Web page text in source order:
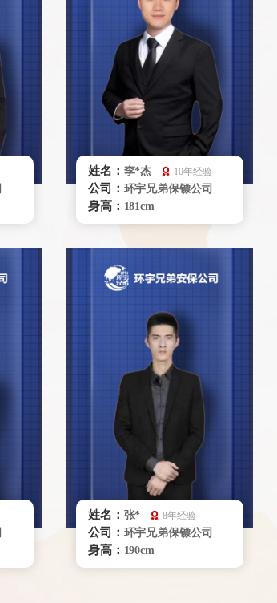
姓名： 李*杰 10年经验
公司： 环宇兄弟保镖公司
身高： 181cm
体重：80kg
来源：中国毅能达学院
擅长：
辆驾驶商 务礼仪，贴身护卫
立即咨询
姓名： 张* 8年经验
公司： 环宇兄弟保镖公司
身高： 190cm
体重：83kg